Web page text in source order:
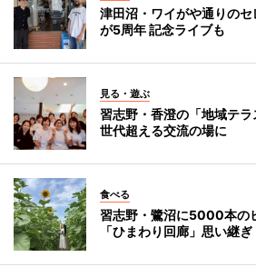
津田沼・ワイがや通りのセ
が5周年 記念ライブも
見る・遊ぶ
習志野・香澄の「地域テ
世代超える交流の場に
食べる
習志野・鷺沼に5000本
「ひまわり回廊」思い継ぎ